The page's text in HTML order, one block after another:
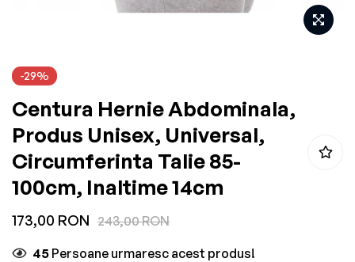
to
the
beginning
the
images
gallery
-29%
Centura Hernie Abdominala,
Produs Unisex, Universal,
Circumferinta Talie 85-
100cm, Inaltime 14cm
173,00 RON 243,00 RON
45 Persoane urmaresc acest produs!